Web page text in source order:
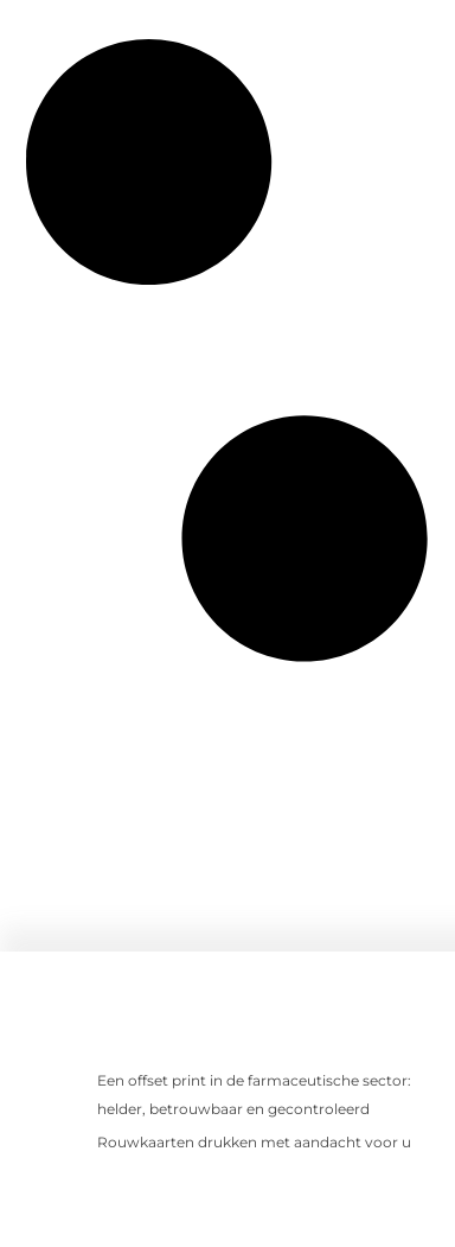
Een offset print in de farmaceutische sector:
helder, betrouwbaar en gecontroleerd
Rouwkaarten drukken met aandacht voor u